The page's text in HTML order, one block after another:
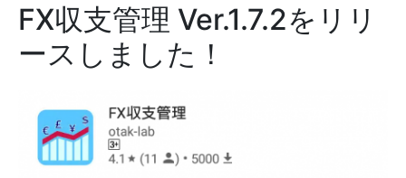
FX収支管理 Ver.1.7.2をリリ
ースしました！